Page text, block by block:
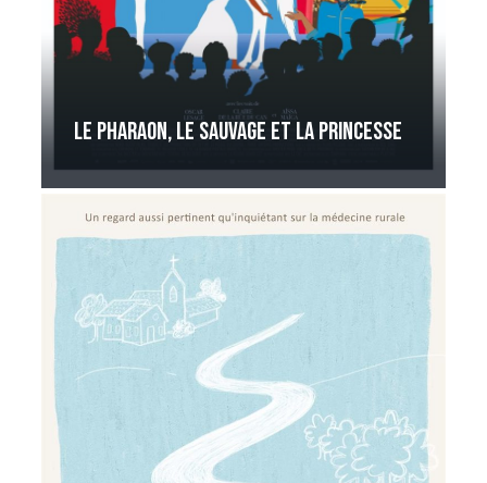
Le Pharaon, le Sauvage et la Princesse